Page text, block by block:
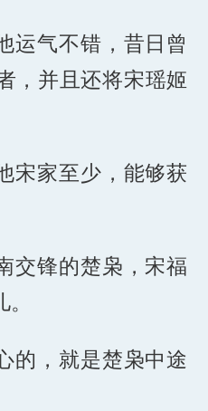
运气不错，昔日曾
，并且还将宋瑶姬
宋家至少，能够获
交锋的楚枭，宋福
的，就是楚枭中途